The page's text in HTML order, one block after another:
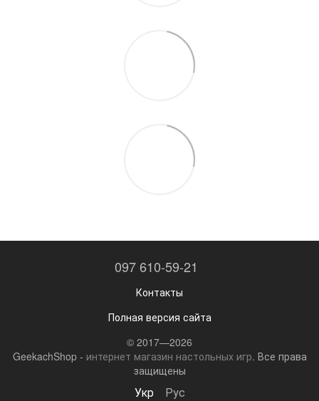
097 610-59-21
Контакты
Полная версия сайта
© 2017—2026
GeekachShop - интернет магазин настольных игр. Все права
защищены
Укр Рус